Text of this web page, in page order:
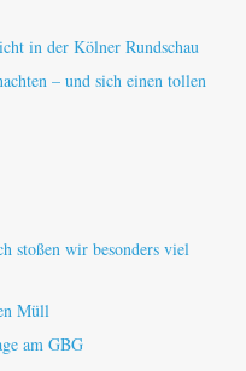
in der Kölner Rundschau
– und sich einen tollen
stoßen wir besonders viel
Müll
am GBG